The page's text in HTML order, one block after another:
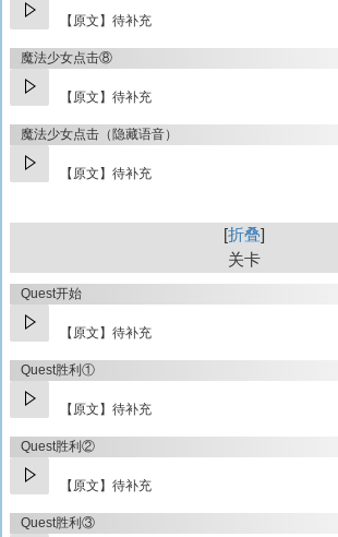
【原文】待补充
魔法少女点击⑧
【原文】待补充
魔法少女点击（隐藏语音）
【原文】待补充
折叠
关卡
Quest开始
【原文】待补充
Quest胜利①
【原文】待补充
Quest胜利②
【原文】待补充
Quest胜利③